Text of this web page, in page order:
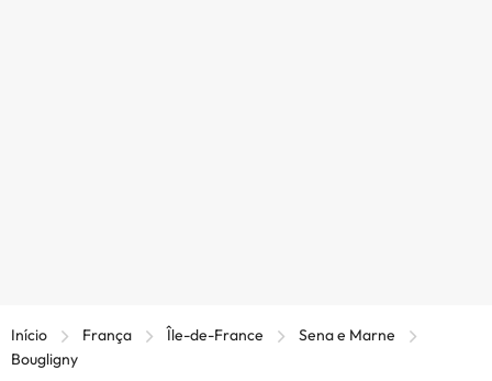
Início França Île-de-France
Sena e Marne
Bougligny